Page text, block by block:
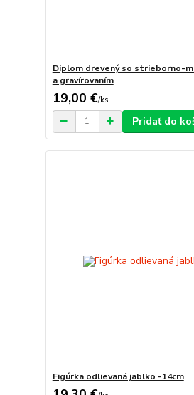
Diplom drevený so strieborno-
a gravírovaním
19,00 €/ks
Pridať do
Figúrka odlievaná jablko -14cm